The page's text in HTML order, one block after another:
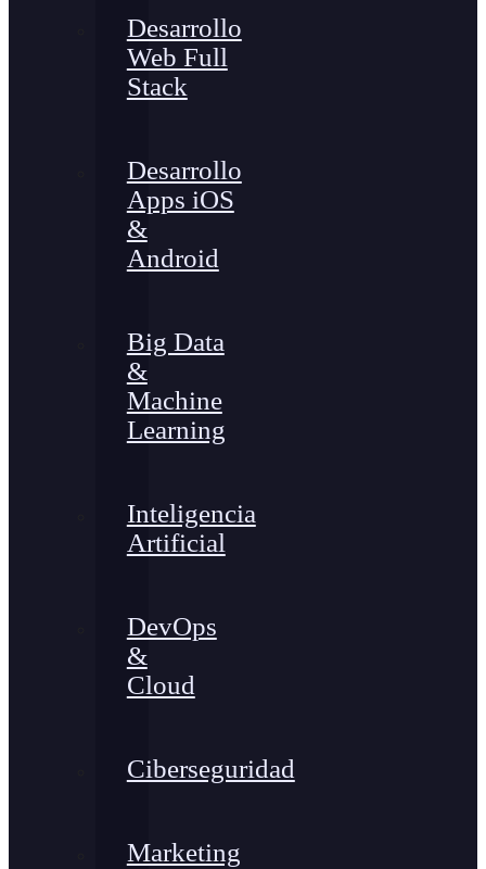
Desarrollo
Web Full
Stack
Desarrollo
Apps iOS
&
Android
Big Data
&
Machine
Learning
Inteligencia
Artificial
DevOps
&
Cloud
Ciberseguridad
Marketing